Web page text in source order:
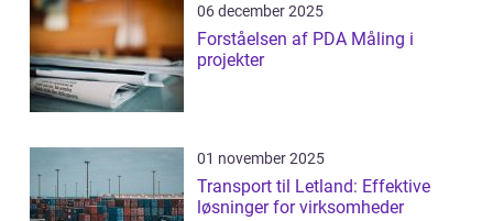
06 december 2025
Forståelsen af PDA Måling i
projekter
01 november 2025
Transport til Letland: Effektive
løsninger for virksomheder